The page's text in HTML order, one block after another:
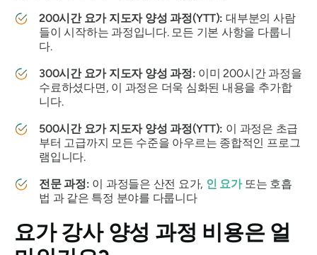
200시간 요가 지도자 양성 과정(YTT): 대부분의 사람
들이 시작하는 과정입니다. 모든 기본 사항을 다룹니
다.
300시간 요가 지도자 양성 과정: 이미 200시간 과정을
수료하셨다면, 이 과정은 더욱 심화된 내용을 추가합
니다.
500시간 요가 지도자 양성 과정(YTT): 이 과정은 초급
부터 고급까지 모든 수준을 아우르는 종합적인 프로그
램입니다.
전문 과정: 이 과정들은 산전 요가, 인 요가또는 호흡
법 과 같은 특정 분야를 다룹니다
요가 강사 양성 과정 비용은 얼